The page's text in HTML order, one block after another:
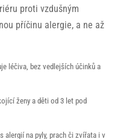
proti vzdušným
příčinu alergie, a ne až
léčiva, bez vedlejších účinků a
ženy a děti od 3 let pod
alergií na pyly, prach či zvířata i v